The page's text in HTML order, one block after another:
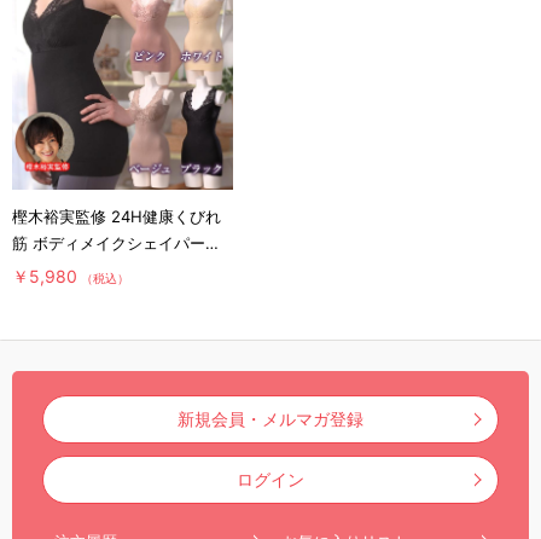
樫木裕実監修 24H健康くびれ
筋 ボディメイクシェイパー／
補整キャミソール／1枚4役
￥5,980 （税込）
新規会員・メルマガ登録
ログイン